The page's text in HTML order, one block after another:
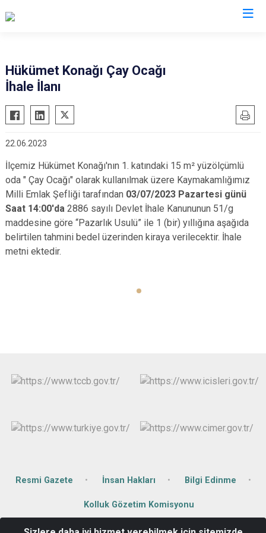
Akkuş
Aybastı
Çatalpınar
Çaybaşı
Fatsa
Gölköy
Gülyalı
Gürgentepe
Mesudiye
Perşembe
Ulubey
Ünye
Altınordu
Hükümet Konağı Çay Ocağı
İhale İlanı
22.06.2023
İlçemiz Hükümet Konağı'nın 1. katındaki 15 m² yüzölçümlü
oda " Çay Ocağı" olarak kullanılmak üzere Kaymakamlığımız
Milli Emlak Şefliği tarafından 03/07/2023 Pazartesi günü
Saat 14:00'da 2886 sayılı Devlet İhale Kanununun 51/g
maddesine göre “Pazarlık Usulü” ile 1 (bir) yıllığına aşağıda
belirtilen tahmini bedel üzerinden kiraya verilecektir. İhale
metni ektedir.
Resmi Gazete İnsan Hakları Bilgi Edinme
Kolluk Gözetim Komisyonu